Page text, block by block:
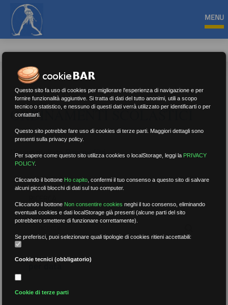
MENU
ORDINAMENTI SCOLASTICI
Nessun risultato.Rimuovi filtri
per data
Questo sito fa uso di cookies per migliorare l'esperienza di navigazione e per
fornire funzionalità aggiuntive. Si tratta di dati del tutto anonimi, utili a scopo
tecnico o statistico, e nessuno di questi dati verrà utilizzato per identificarti o per
contattarti.
Questo sito potrebbe fare uso di cookies di terze parti. Maggiori dettagli sono
presenti sulla privacy policy.
Per sapere come questo sito utilizza cookies o localStorage, leggi la PRIVACY
POLICY.
Cliccando il bottone Ho capito ,confermi il tuo consenso a questo sito di salvare
alcuni piccoli blocchi di dati sul tuo computer.
Cliccando il bottone Non consentire cookies neghi il tuo consenso, eliminando
eventuali cookies e dati localStorage già presenti (alcune parti del sito
potrebbero smettere di funzionare correttamente).
Se preferisci, puoi selezionare quali tipologie di cookies ritieni accettabili:
Cookie tecnici (obbligatorio)
Cookie di terze parti